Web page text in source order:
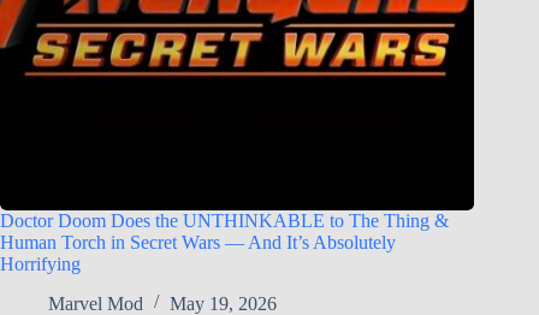
Doctor Doom Does the UNTHINKABLE to The Thing &
Human Torch in Secret Wars — And It’s Absolutely
Horrifying
Marvel Mod
May 19, 2026